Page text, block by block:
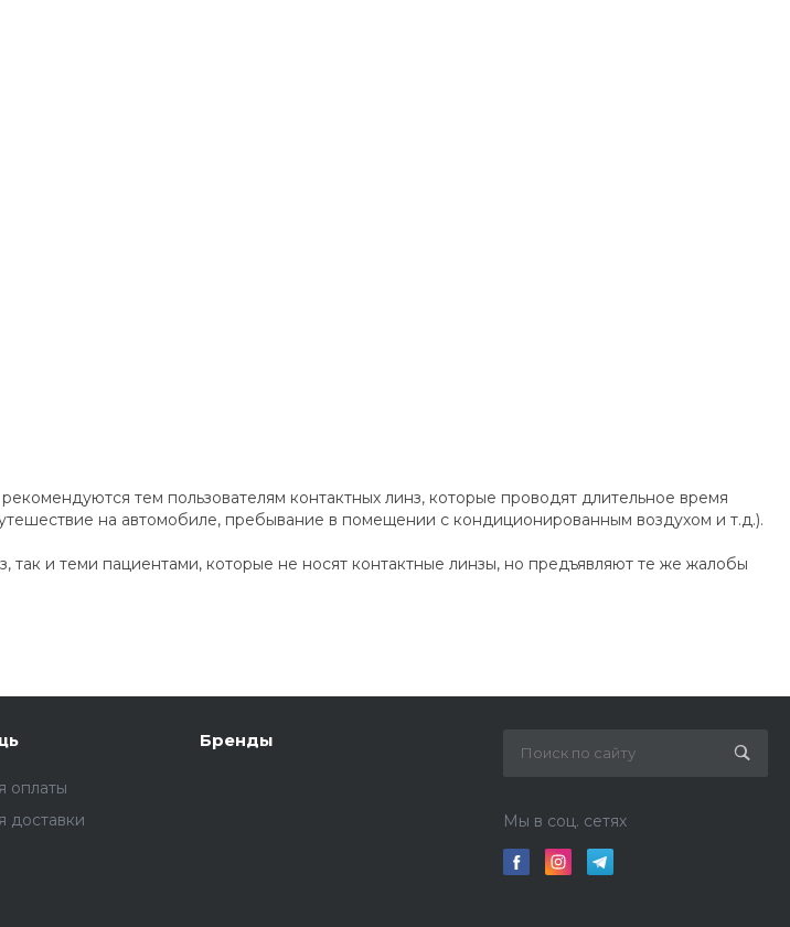
тем пользователям контактных линз, которые проводят длительное время
на автомобиле, пребывание в помещении с кондиционированным воздухом и т.д.).
так и теми пациентами, которые не носят контактные линзы, но предъявляют те же жалобы
оплаты
доставки
Бренды
Мы в соц. сетях